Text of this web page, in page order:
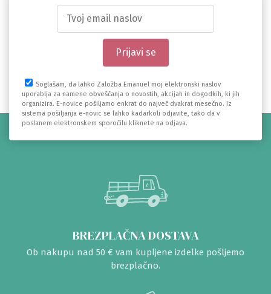
Soglašam, da lahko Založba Emanuel moj elektronski naslov
uporablja za namene obveščanja o novostih, akcijah in dogodkih, ki jih
organizira. E-novice pošiljamo enkrat do največ dvakrat mesečno. Iz
sistema pošiljanja e-novic se lahko kadarkoli odjavite, tako da v
poslanem elektronskem sporočilu kliknete na odjava.
BREZPLAČNA DOSTAVA
Ob nakupu nad 50 € vam kupljene izdelke pošljemo
brezplačno.